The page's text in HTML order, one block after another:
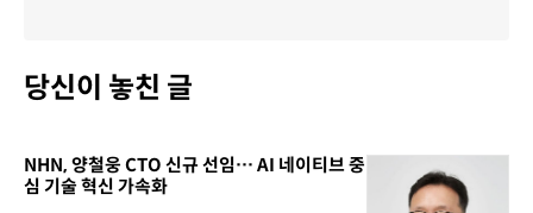
당신이 놓친 글
NHN, 양철웅 CTO 신규 선임… AI 네이티브 중
심 기술 혁신 가속화